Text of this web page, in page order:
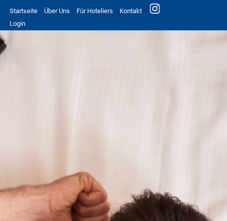
Startseite Über Uns Für Hoteliers
Kontakt
Login